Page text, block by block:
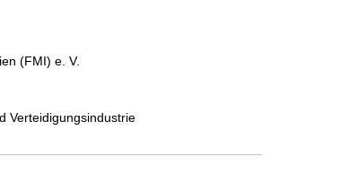
(FMI) e. V.
Verteidigungsindustrie